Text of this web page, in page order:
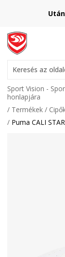
Keresés az
Sport Vision -
honlapjára
Termékek
Puma CALI